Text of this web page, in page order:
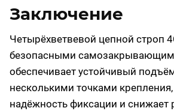
Заключение
Четырёхветвевой цепной строп
безопасными
обеспечивает устойчивый
несколькими точками
надёжность фиксации и снижает